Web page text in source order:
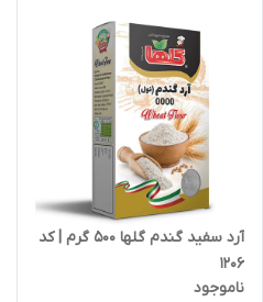
آرد سفید گندم گلها 500 گرم | کد
1206
ناموجود